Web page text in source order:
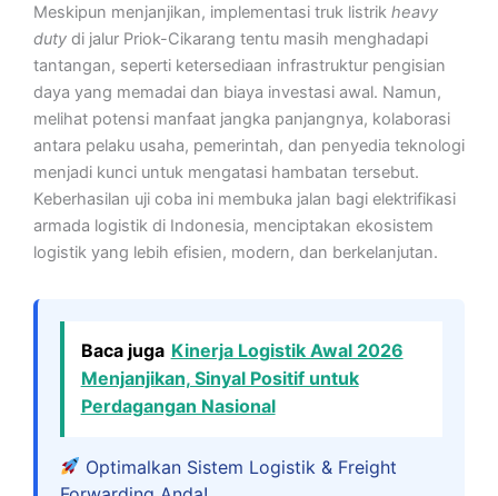
Meskipun menjanjikan, implementasi truk listrik heavy
duty di jalur Priok-Cikarang tentu masih menghadapi
tantangan, seperti ketersediaan infrastruktur pengisian
daya yang memadai dan biaya investasi awal. Namun,
melihat potensi manfaat jangka panjangnya, kolaborasi
antara pelaku usaha, pemerintah, dan penyedia teknologi
menjadi kunci untuk mengatasi hambatan tersebut.
Keberhasilan uji coba ini membuka jalan bagi elektrifikasi
armada logistik di Indonesia, menciptakan ekosistem
logistik yang lebih efisien, modern, dan berkelanjutan.
Baca juga Kinerja Logistik Awal 2026
Menjanjikan, Sinyal Positif untuk
Perdagangan Nasional
Optimalkan Sistem Logistik & Freight